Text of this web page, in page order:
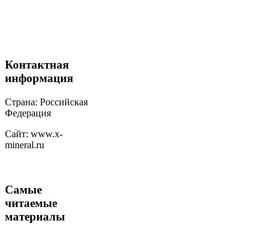
Контактная
информация
Страна: Российская
Федерация
Сайт: www.x-
mineral.ru
Самые
читаемые
материалы